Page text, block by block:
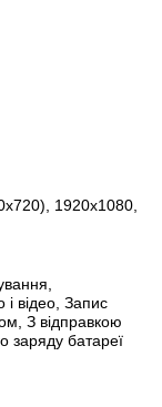
1920x1080,
відео, Запис
З відправкою
заряду батареї